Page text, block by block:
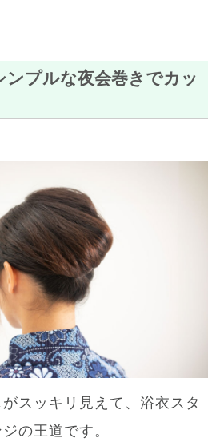
ンプルな夜会巻きでカッ
スッキリ見えて、浴衣スタ
の王道です。